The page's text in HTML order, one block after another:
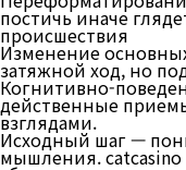
постичь иначе
происшествия
Изменение
затяжной ход, но
Когнитивно-
действенные
взглядами.
Исходный шаг —
мышления.